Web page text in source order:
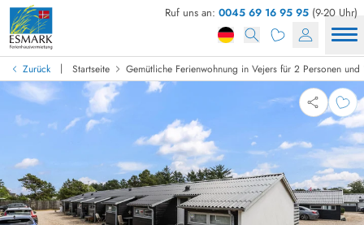
Ruf uns an: 0045 69 16 95 95 (9-20 Uhr)
Zurück | Startseite Gemütliche Ferienwohnung in Vejers für 2 Personen und